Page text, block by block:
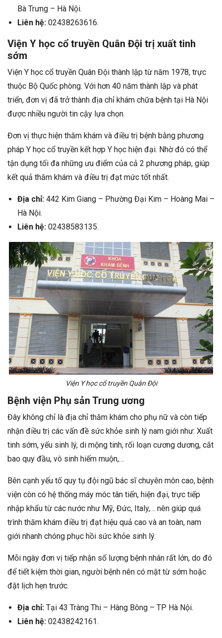
Bà Trưng – Hà Nội.
Liên hệ: 02438263616.
Viện Y học cổ truyền Quân Đội trị xuất tinh
sớm
Viện Y học cổ truyền Quân Đội thành lập từ năm 1978, trực
thuộc Bộ Quốc phòng. Với hơn 40 năm thành lập và phát
triển, đơn vị đã trở thành địa chỉ khám chữa bệnh tại Hà Nội
được nhiều người tin cậy lựa chọn.
Đơn vị thực hiện thăm khám và điều trị bệnh bằng phương
pháp Y học cổ truyền kết hợp Y học hiện đại. Nhờ đó có thể
tận dụng tối đa những ưu điểm của cả 2 phương pháp, giúp
kết quả thăm khám và điều trị đạt mức tốt nhất.
Địa chỉ: 442 Kim Giang – Phường Đại Kim – Hoàng Mai –
Hà Nội.
Liên hệ: 02438583135.
Viện Y học cổ truyền Quân Đội
Bệnh viện Phụ sản Trung ương
Đây không chỉ là địa chỉ thăm khám cho phụ nữ và còn tiếp
nhận điều trị các vấn đề sức khỏe sinh lý nam giới như: Xuất
tinh sớm, yếu sinh lý, di mộng tinh, rối loạn cương dương, cắt
bao quy đầu, vô sinh hiếm muộn,…
Bên cạnh yếu tố quy tụ đội ngũ bác sĩ chuyên môn cao, bệnh
viện còn có hệ thống máy móc tân tiến, hiện đại, trực tiếp
nhập khẩu từ các nước như Mỹ, Đức, Italy,… nên giúp quá
trình thăm khám điều trị đạt hiệu quả cao và an toàn, nam
giới nhanh chóng phục hồi sức khỏe sinh lý.
Mỗi ngày đơn vị tiếp nhận số lượng bệnh nhân rất lớn, do đó
để tiết kiệm thời gian, người bệnh nên có mặt từ sớm hoặc
đặt lịch hẹn trước.
Địa chỉ: Tại 43 Tràng Thi – Hàng Bông – TP Hà Nội.
Liên hệ: 02438242161.